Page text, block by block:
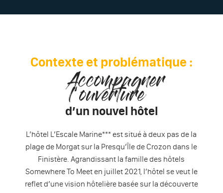
Contexte et problématique :
Accompagner
l’ouverture
d’un nouvel hôtel
L’hôtel L’Escale Marine*** est situé à deux pas de la
plage de Morgat sur la Presqu’Île de Crozon dans le
Finistère. Agrandissant la famille des hôtels
Somewhere To Meet en juillet 2021, l’hôtel se veut le
reflet d’une vision hôtelière basée sur la découverte